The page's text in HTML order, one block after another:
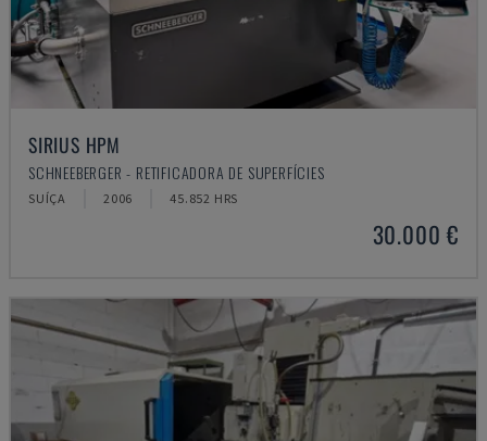
SIRIUS HPM
SCHNEEBERGER - RETIFICADORA DE SUPERFÍCIES
SUÍÇA 2006 45.852 HRS
30.000 €